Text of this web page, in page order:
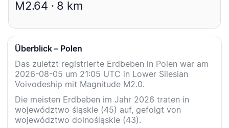
M2.64 · 8 km
Überblick – Polen
Das zuletzt registrierte Erdbeben in Polen war am
2026-08-05 um 21:05 UTC in Lower Silesian
Voivodeship mit Magnitude M2.0.
Die meisten Erdbeben im Jahr 2026 traten in
województwo śląskie (45) auf, gefolgt von
województwo dolnośląskie (43).